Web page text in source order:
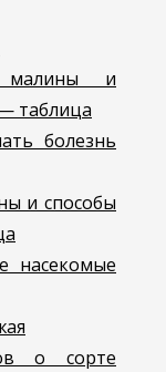
малины и
таблица
болезнь
и способы
насекомые
о сорте